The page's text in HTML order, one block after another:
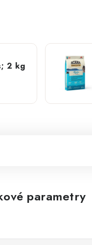
2 kg
parametry